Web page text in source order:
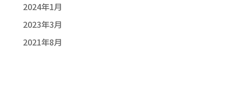
2024年1月
2023年3月
2021年8月